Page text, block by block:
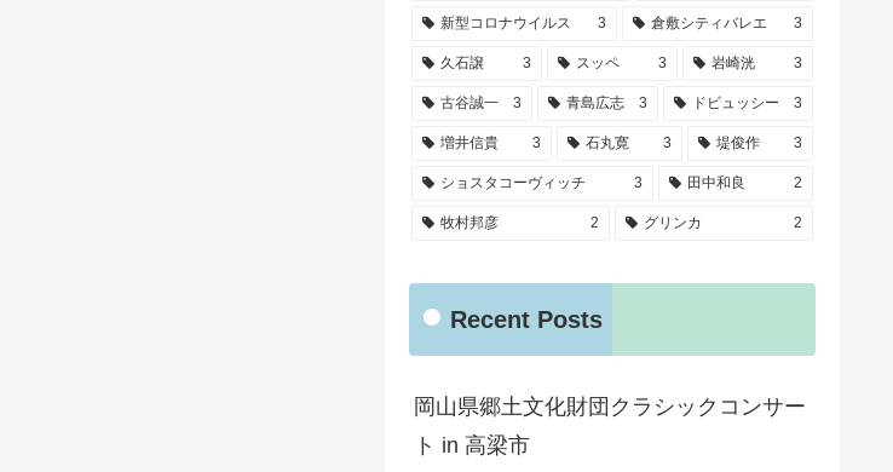
新型コロナウイルス 3 倉敷シティバレエ 3
久石譲 3 スッペ 3 岩崎洸 3
古谷誠一 3 青島広志 3 ドビュッシー 3
増井信貴 3 石丸寛 3 堤俊作 3
ショスタコーヴィッチ 3 田中和良 2
牧村邦彦 2 グリンカ 2
Recent Posts
岡山県郷土文化財団クラシックコンサー
ト in 高梁市